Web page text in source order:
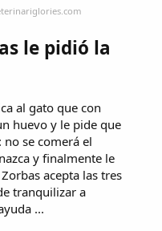
le pidió la
al gato que con
huevo y le pide que
se comerá el
y finalmente le
acepta las tres
tranquilizar a
...